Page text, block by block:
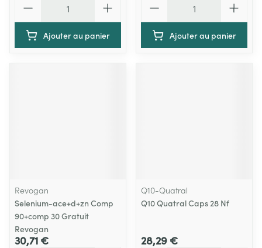
Ajouter au panier Ajouter au panier
Revogan
Selenium-ace+d+zn Comp
90+comp 30 Gratuit
Revogan
30,71 €
Q10-Quatral
Q10 Quatral Caps 28 Nf
28,29 €